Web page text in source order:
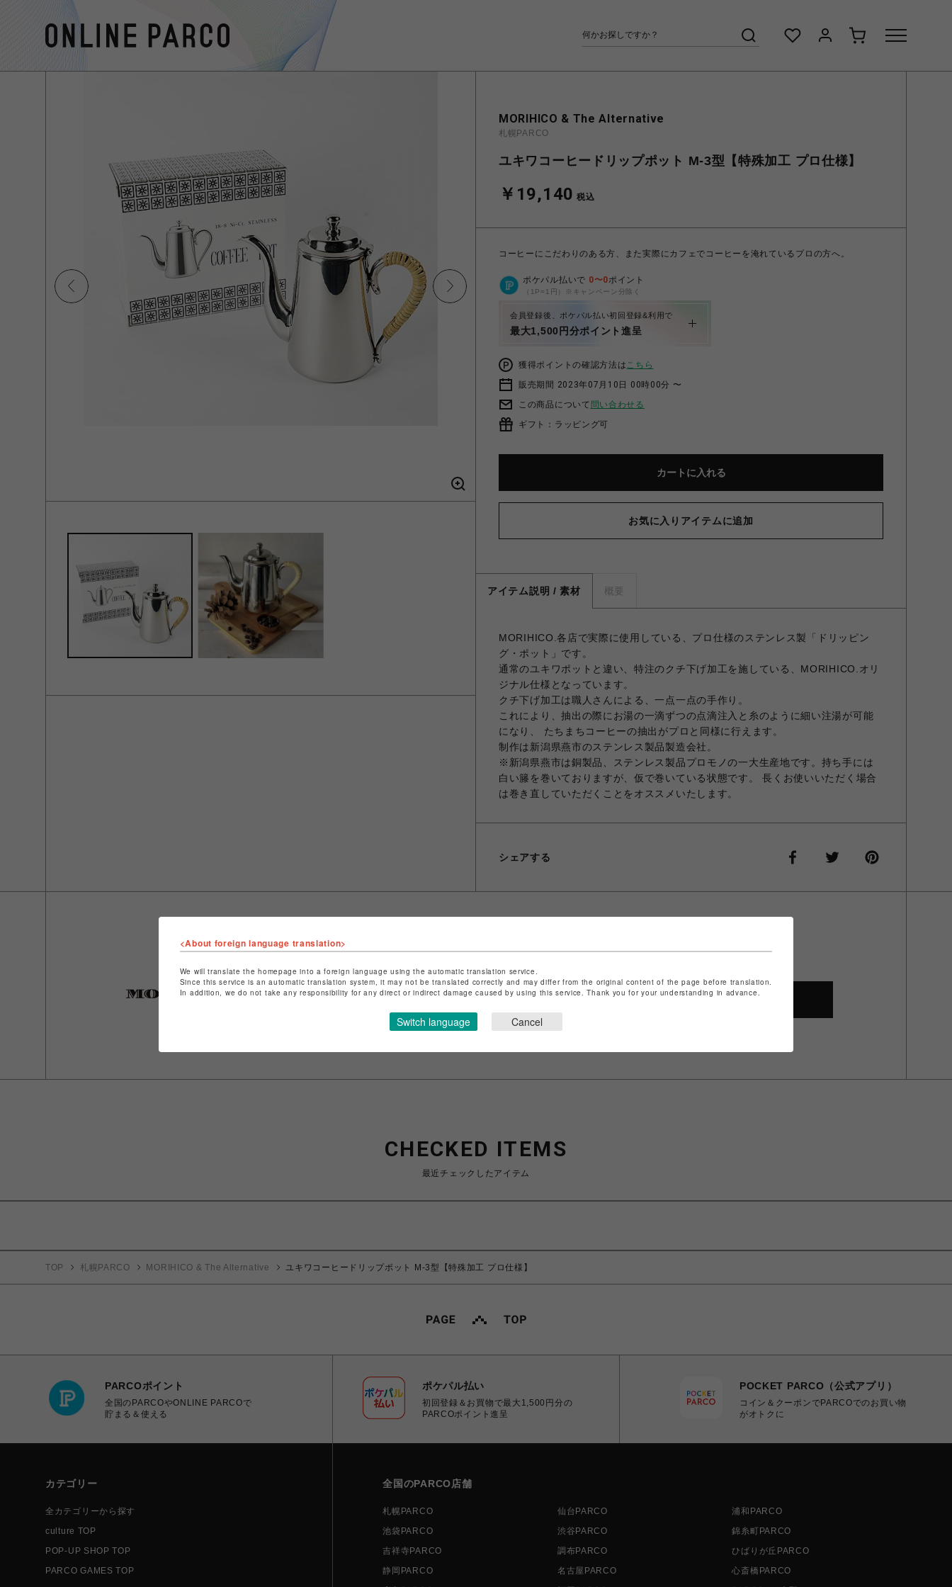
MORIHICO & The Alternative
札幌PARCO
ユキワコーヒードリップポット M-3型【特殊加工 プロ仕様】
￥19,140 税込
コーヒーにこだわりのある方、また実際にカフェでコーヒーを淹れているプロの方へ。
ポケパル払いで 0〜0ポイント
（1P=1円）※キャンペーン分除く
会員登録後、ポケパル払い初回登録&利用で
最大1,500円分ポイント進呈
獲得ポイントの確認方法はこちら
販売期間 2023年07月10日 00時00分 〜
この商品について 問い合わせる
ギフト：ラッピング可
カートに入れる
お気に入りアイテムに追加
アイテム説明 / 素材 概要
MORIHICO.各店で実際に使用している、プロ仕様のステンレス製「ドリッピン
グ・ポット」です。
通常のユキワポットと違い、特注のクチ下げ加工を施している、MORIHICO.オリ
ジナル仕様となっています。
クチ下げ加工は職人さんによる、一点一点の手作り。
これにより、抽出の際にお湯の一滴ずつの点滴注入と糸のように細い注湯が可能
になり、 たちまちコーヒーの抽出がプロと同様に行えます。
制作は新潟県燕市のステンレス製品製造会社。
※新潟県燕市は銅製品、ステンレス製品プロモノの一大生産地です。持ち手には
白い籐を巻いておりますが、仮で巻いている状態です。 長くお使いいただく場合
は巻き直していただくことをオススメいたします。
シェアする
ショップ名
MORIHICO & The Alternative
店舗名
札幌PARCO
特定商取引法など法令に基づく表記は
こちら
ショップお問い合わせはこちら
SHOP TOP
CHECKED ITEMS
最近チェックしたアイテム
TOP 札幌PARCO MORIHICO & The Alternative ユキワコーヒードリップポット M-3型【特殊加工 プロ仕様】
PARCOポイント
全国のPARCOやONLINE PARCOで
貯まる＆使える
ポケパル払い
初回登録＆お買物で最大1,500円分の
PARCOポイント進呈
POCKET PARCO（公式アプリ）
コイン＆クーポンでPARCOでのお買い物
がオトクに
カテゴリー
全カテゴリーから探す
culture TOP
POP-UP SHOP TOP
PARCO GAMES TOP
全国のPARCO店舗
札幌PARCO 仙台PARCO
浦和PARCO
池袋PARCO
渋谷PARCO
錦糸町PARCO
吉祥寺PARCO
調布PARCO
ひばりが丘PARCO
静岡PARCO
名古屋PARCO
心斎橋PARCO
<About foreign language translation>
We will translate the homepage into a foreign language using the automatic translation service.
Since this service is an automatic translation system, it may not be translated correctly and may differ from the original content of the page before translation.
In addition, we do not take any responsibility for any direct or indirect damage caused by using this service. Thank you for your understanding in advance.
Switch language Cancel